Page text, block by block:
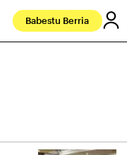
Babestu Berria